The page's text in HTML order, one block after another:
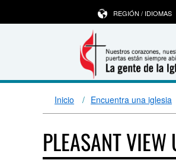
REGIÓN / IDIOMAS
Inicio Encuentra una iglesia
PLEASANT